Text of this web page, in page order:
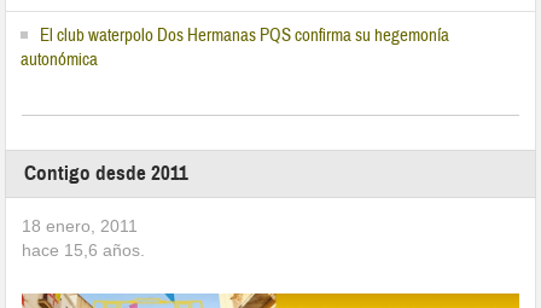
El club waterpolo Dos Hermanas PQS confirma su hegemonía
autonómica
Contigo desde 2011
18 enero, 2011
hace 15,6 años.